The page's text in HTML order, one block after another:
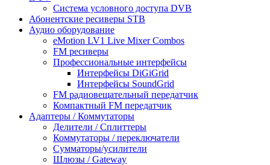
Система условного доступа DVB
Абонентские ресиверы STB
Аудио оборудование
eMotion LV1 Live Mixer Combos
FM ресиверы
Профессиональные интерфейсы
Интерфейсы DiGiGrid
Интерфейсы SoundGrid
FM радиовещательный передатчик
Компактный FM передатчик
Адаптеры / Коммутаторы
Делители / Сплиттеры
Коммутаторы / переключатели
Сумматоры/усилители
Шлюзы / Gateway